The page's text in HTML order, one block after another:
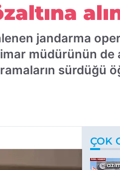
jandarma
müdürünün de
sürdüğü
ÇOK